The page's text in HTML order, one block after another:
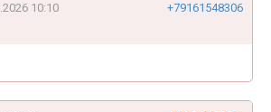
10:10 +79161548306